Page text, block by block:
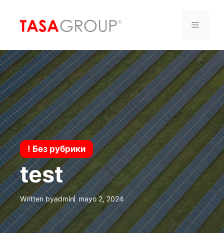
contenido
Menú
! Без рубрики
test
Written byadmin mayo 2, 2024